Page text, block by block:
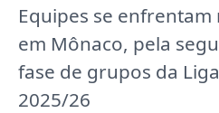
Equipes se enfrentam
em Mônaco, pela
fase de grupos da
2025/26